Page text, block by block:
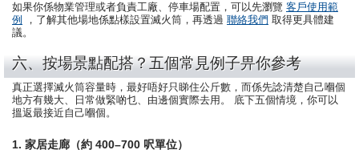
如果你係物業管理或者負責工廠、停車場配置，可以先瀏覽 客戶使用範
例
，了解其他場地係點樣設置滅火筒，再透過 聯絡我們 取得更具體建
議。
六、按場景點配搭？五個常見例子畀你參考
真正選擇滅火筒容量時，最好唔好只睇住公斤數，而係先諗清楚自己嗰個
地方有幾大、日常做緊啲乜、由邊個實際去用。 底下五個情境，你可以
搵返最接近自己嗰個。
1. 家居走廊（約 400–700 呎單位）